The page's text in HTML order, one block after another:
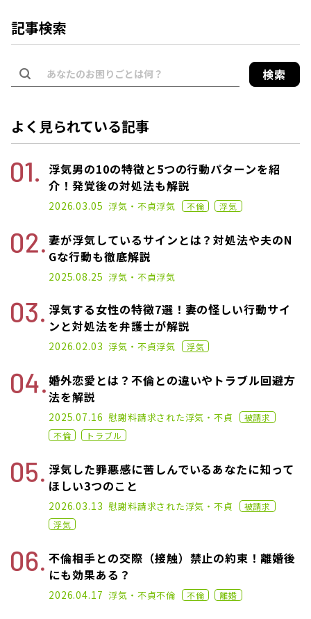
記事検索
検索
よく見られている記事
浮気男の10の特徴と5つの行動パターンを紹
介！発覚後の対処法も解説
2022.12.07
2026.03.05 浮気・不貞浮気 不倫 浮気
妻が浮気しているサインとは？対処法や夫のN
Gな行動も徹底解説
2025.01.17
2025.08.25 浮気・不貞浮気
浮気する女性の特徴7選！妻の怪しい行動サイ
ンと対処法を弁護士が解説
2023.01.18
2026.02.03 浮気・不貞浮気 浮気
婚外恋愛とは？不倫との違いやトラブル回避方
法を解説
2023.04.19
2025.07.16 慰謝料請求された浮気・不貞
被請求
不倫
トラブル
浮気した罪悪感に苦しんでいるあなたに知って
ほしい3つのこと
2023.03.01
2026.03.13 慰謝料請求された浮気・不貞
被請求
浮気
不倫相手との交際（接触）禁止の約束！離婚後
にも効果ある？
2021.06.02
2026.04.17 浮気・不貞不倫 不倫 離婚